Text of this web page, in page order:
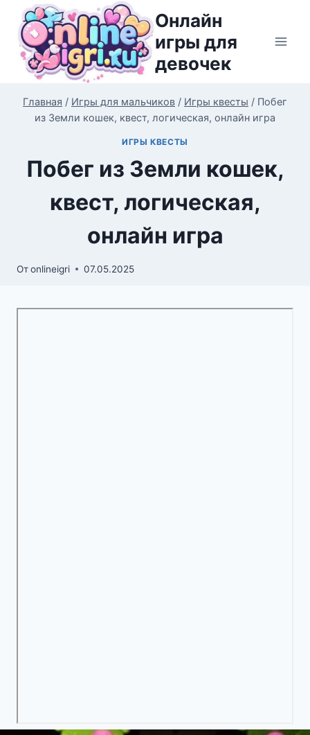
Перейти
содержимому
Онлайн
игры для
девочек
Главная / Игры для мальчиков / Игры квесты / Побег
из Земли кошек, квест, логическая, онлайн игра
ИГРЫ КВЕСТЫ
Побег из Земли кошек,
квест, логическая,
онлайн игра
Отonlineigri 07.05.2025